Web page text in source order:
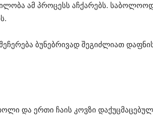
ამ პროცესს აჩქარებს.
ბუნებრივად შეგიძლიათ
და ერთი ჩაის კოვზი